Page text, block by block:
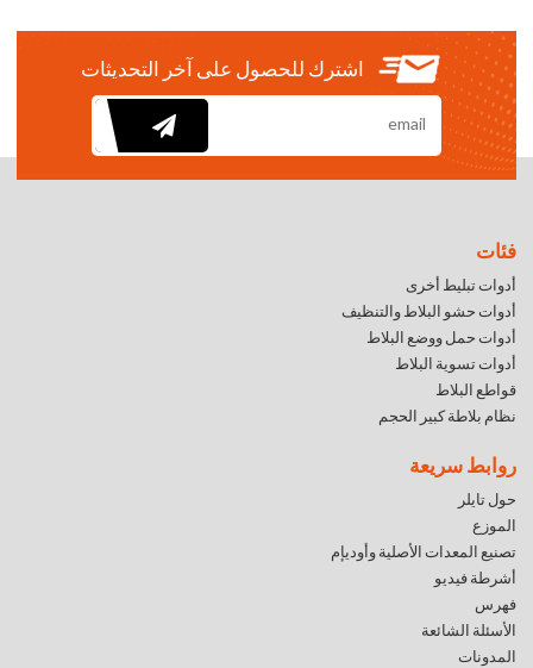
اشترك للحصول على آخر التحديثات
فئات
أدوات تبليط أخرى
أدوات حشو البلاط والتنظيف
أدوات حمل ووضع البلاط
أدوات تسوية البلاط
قواطع البلاط
نظام بلاطة كبير الحجم
روابط سريعة
حول تايلر
الموزع
تصنيع المعدات الأصلية وأوديإم
أشرطة فيديو
فهرس
الأسئلة الشائعة
المدونات